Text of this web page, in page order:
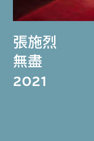
張施烈
無盡
2021